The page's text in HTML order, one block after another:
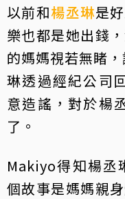
以前和楊丞琳是
樂也都是她出錢
的媽媽視若無睹
琳透過經紀公司
意造謠，對於楊
了。
Makiyo得知楊丞
個故事是媽媽親